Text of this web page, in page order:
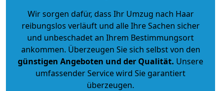
Wir sorgen dafür, dass Ihr Umzug nach Haar
reibungslos verläuft und alle Ihre Sachen sicher
und unbeschadet an Ihrem Bestimmungsort
ankommen. Überzeugen Sie sich selbst von den
günstigen Angeboten und der Qualität. Unsere
umfassender Service wird Sie garantiert
überzeugen.